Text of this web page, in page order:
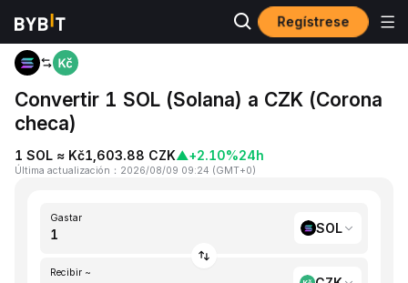
Regístrese
Inicio SOL to CZK
Convertir 1 SOL (Solana) a CZK (Corona
checa)
1 SOL ≈ Kč1,603.88 CZK▲+2.10%24h
Última actualización ： 2026/08/09 09:24 (GMT+0)
Gastar
SOL
Recibir ~